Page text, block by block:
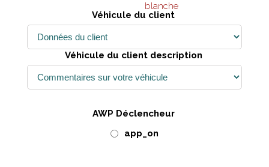
blanche
Véhicule du client
Véhicule du client description
AWP Déclencheur
app_on